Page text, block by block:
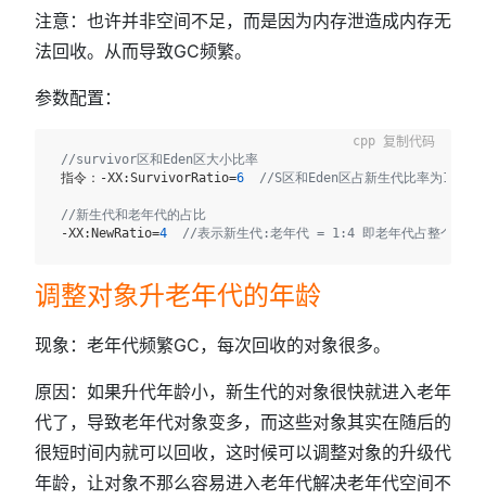
注意：也许并非空间不足，而是因为内存泄造成内存无
法回收。从而导致GC频繁。
参数配置：
//survivor区和Eden区大小比率
指令：-XX:SurvivorRatio=6
//S区和Eden区占新生代比率为1:6,
//新生代和老年代的占比
-XX:NewRatio=4 //表示新生代:老年代 = 1:4 即老年代占整个堆的
复制代码
调整对象升老年代的年龄
现象：老年代频繁GC，每次回收的对象很多。
原因：如果升代年龄小，新生代的对象很快就进入老年
代了，导致老年代对象变多，而这些对象其实在随后的
很短时间内就可以回收，这时候可以调整对象的升级代
年龄，让对象不那么容易进入老年代解决老年代空间不